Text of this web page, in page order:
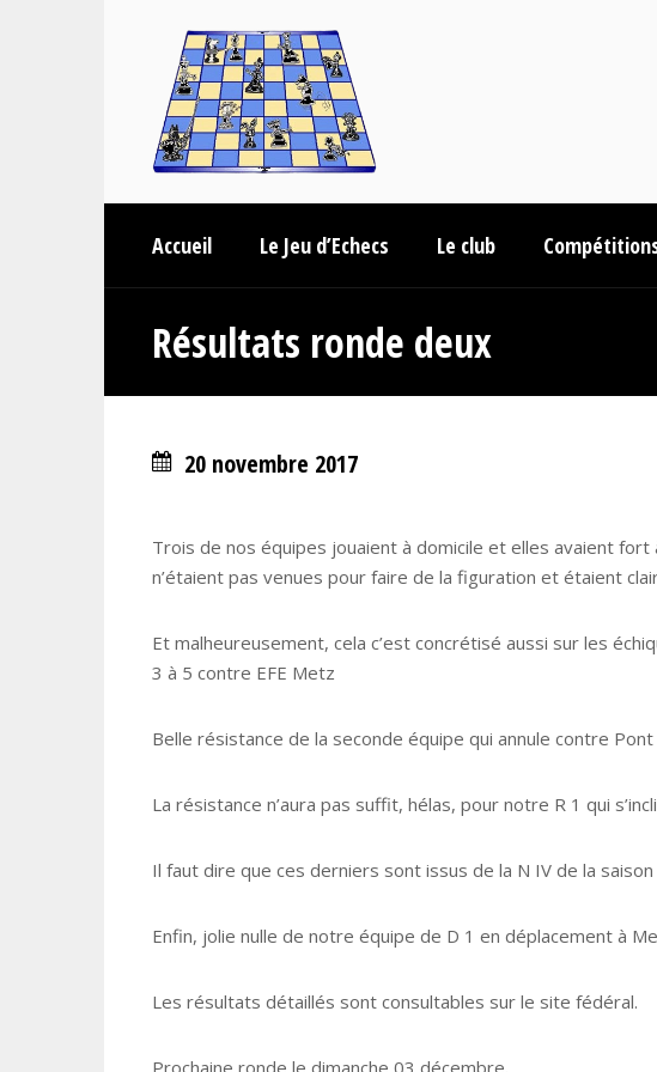
Accueil Le Jeu d’Echecs Le club
Résultats ronde deux
20 novembre 2017
Trois de nos équipes jouaient à domicile et elles avaient
n’étaient pas venues pour faire de la figuration et étaient
Et malheureusement, cela c’est concrétisé aussi sur les
3 à 5 contre EFE Metz
Belle résistance de la seconde équipe qui annule contre
La résistance n’aura pas suffit, hélas, pour notre R 1 qui
Il faut dire que ces derniers sont issus de la N IV de la
Enfin, jolie nulle de notre équipe de D 1 en déplacement à
Les résultats détaillés sont consultables sur le site fédéral.
Prochaine ronde le dimanche 03 décembre.